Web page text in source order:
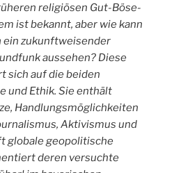
religiösen Gut-Böse-
ist bekannt, aber wie kann
ein zukunftweisender
aussehen? Diese
sich auf die beiden
und Ethik. Sie enthält
Handlungsmöglichkeiten
Aktivismus und
globale geopolitische
deren versuchte